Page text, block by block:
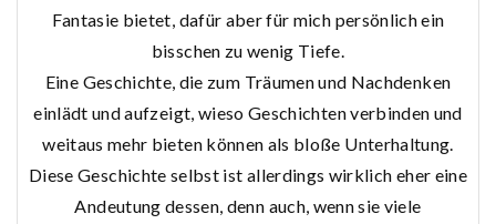
Fantasie bietet, dafür aber für mich persönlich ein
bisschen zu wenig Tiefe.
Eine Geschichte, die zum Träumen und Nachdenken
einlädt und aufzeigt, wieso Geschichten verbinden und
weitaus mehr bieten können als bloße Unterhaltung.
Diese Geschichte selbst ist allerdings wirklich eher eine
Andeutung dessen, denn auch, wenn sie viele